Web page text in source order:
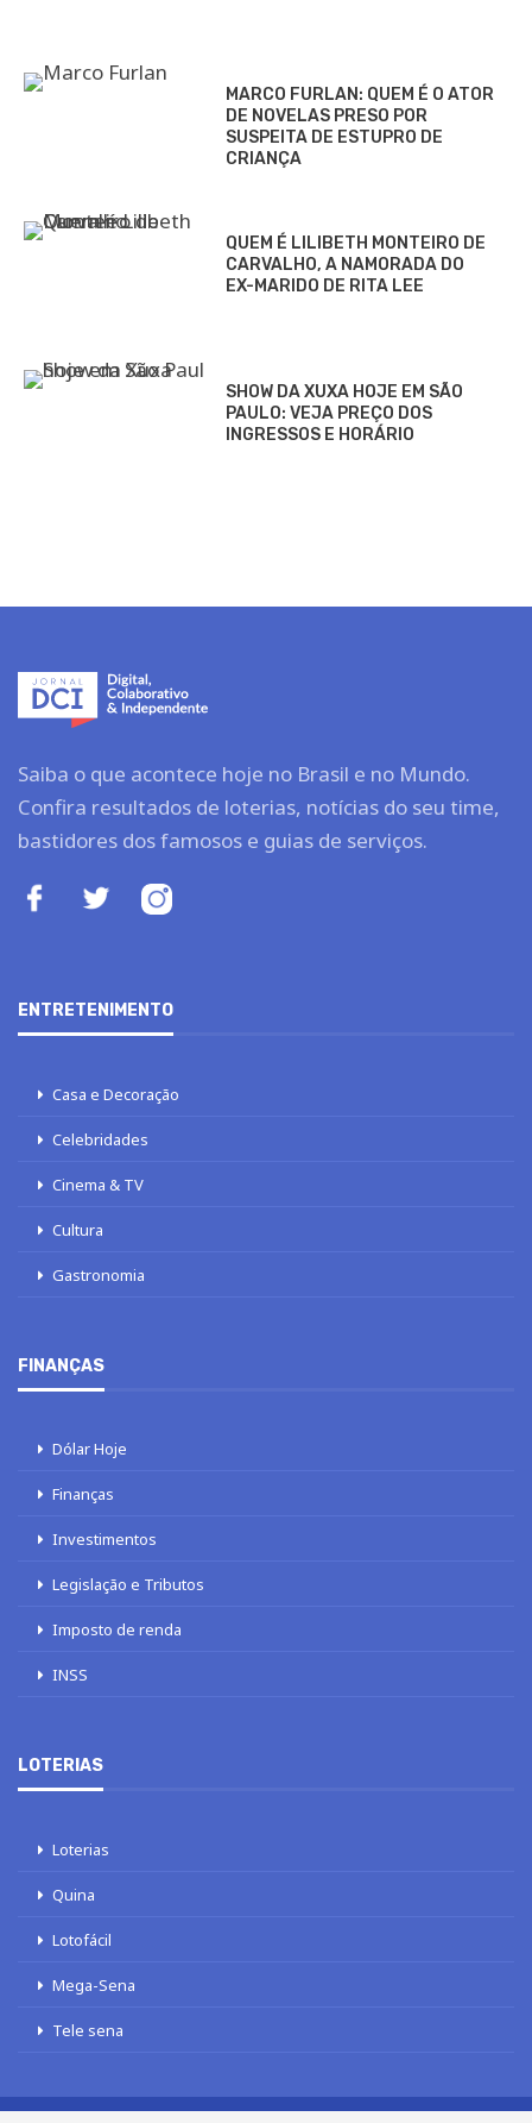
MARCO FURLAN: QUEM É O ATOR
DE NOVELAS PRESO POR
SUSPEITA DE ESTUPRO DE
CRIANÇA
QUEM É LILIBETH MONTEIRO DE
CARVALHO, A NAMORADA DO
EX-MARIDO DE RITA LEE
SHOW DA XUXA HOJE EM SÃO
PAULO: VEJA PREÇO DOS
INGRESSOS E HORÁRIO
Saiba o que acontece hoje no Brasil e no Mundo.
Confira resultados de loterias, notícias do seu time,
bastidores dos famosos e guias de serviços.
ENTRETENIMENTO
Casa e Decoração
Celebridades
Cinema & TV
Cultura
Gastronomia
FINANÇAS
Dólar Hoje
Finanças
Investimentos
Legislação e Tributos
Imposto de renda
INSS
LOTERIAS
Loterias
Quina
Lotofácil
Mega-Sena
Tele sena